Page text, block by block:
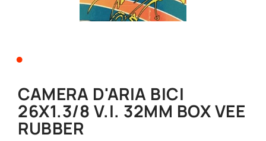
•
CAMERA D'ARIA BICI
26X1.3/8 V.I. 32MM BOX VEE
RUBBER